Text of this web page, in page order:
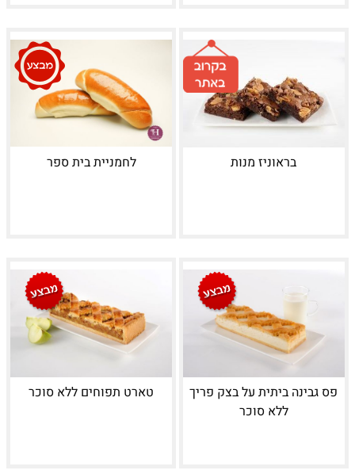
בראוניז מנות לחמניית בית ספר
פס גבינה ביתית על בצק פריך
ללא סוכר
טארט תפוחים ללא סוכר